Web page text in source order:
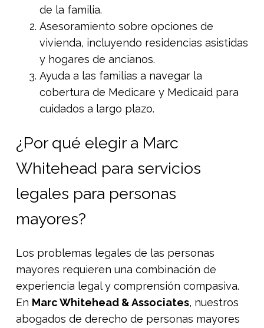
de la familia.
Asesoramiento sobre opciones de
vivienda, incluyendo residencias asistidas
y hogares de ancianos.
Ayuda a las familias a navegar la
cobertura de Medicare y Medicaid para
cuidados a largo plazo.
¿Por qué elegir a Marc
Whitehead para servicios
legales para personas
mayores?
Los problemas legales de las personas
mayores requieren una combinación de
experiencia legal y comprensión compasiva.
En Marc Whitehead & Associates, nuestros
abogados de derecho de personas mayores